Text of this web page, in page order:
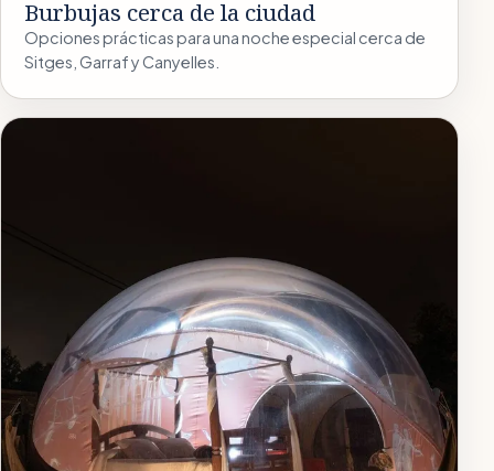
Burbujas cerca de la ciudad
Opciones prácticas para una noche especial cerca de
Sitges, Garraf y Canyelles.